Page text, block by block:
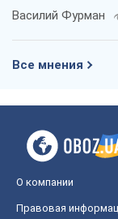
Василий Фурман
Все мнения
О компании
Правовая